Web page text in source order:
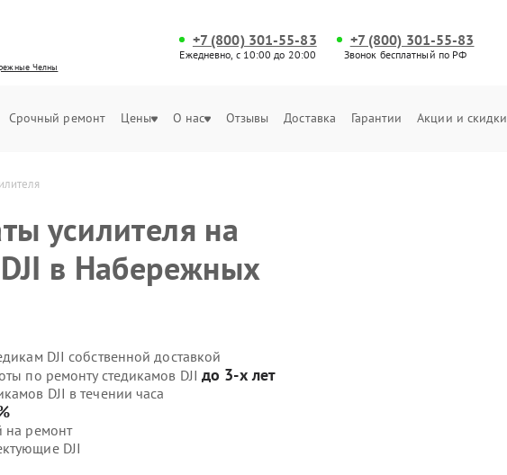
Челны
+7 (800) 301-55-83
Ежедневно, с 10:00 до 20:00
+7 (800) 301-55-83
Звонок бесплатный по РФ
Срочный ремонт Цены О нас Отзывы Доставка Гарантии Акции и скидки
усилителя на
в Набережных
DJI собственной доставкой
по ремонту стедикамов DJI до 3-х лет
DJI в течении часа
на ремонт
DJI